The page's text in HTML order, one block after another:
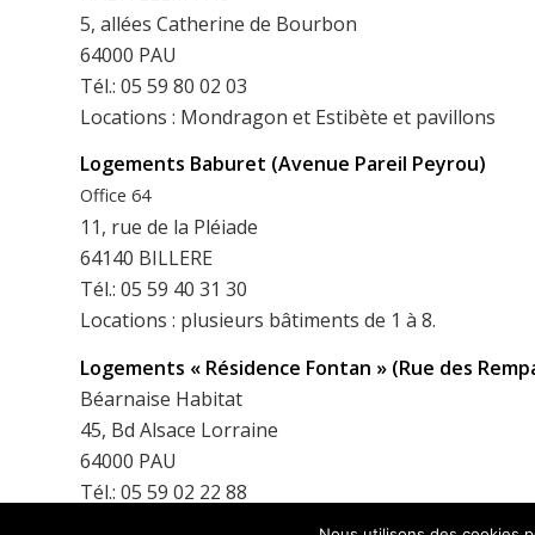
5, allées Catherine de Bourbon
64000 PAU
Tél.: 05 59 80 02 03
Locations : Mondragon et Estibète et pavillons
Logements Baburet (Avenue Pareil Peyrou)
Office 64
11, rue de la Pléiade
64140 BILLERE
Tél.: 05 59 40 31 30
Locations : plusieurs bâtiments de 1 à 8.
Logements « Résidence Fontan » (Rue des
Béarnaise Habitat
45, Bd Alsace Lorraine
64000 PAU
Tél.: 05 59 02 22 88
Locations : résidence à 8 logements.